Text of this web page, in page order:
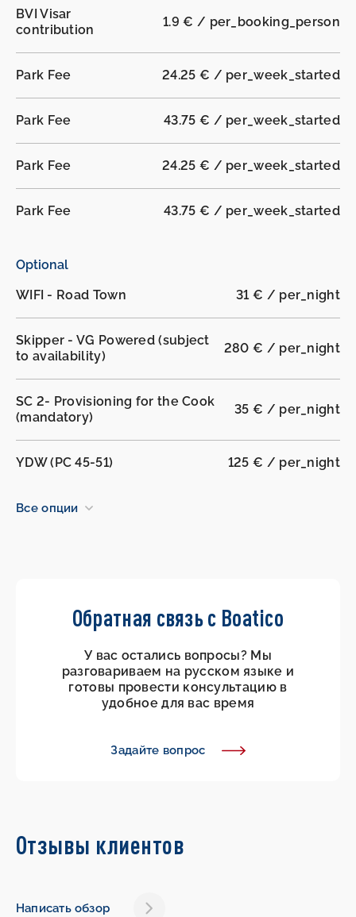
BVI Visar
contribution
1.9 € / per_booking_person
Park Fee 24.25 € / per_week_started
Park Fee 43.75 € / per_week_started
Park Fee 24.25 € / per_week_started
Park Fee 43.75 € / per_week_started
Optional
WIFI - Road Town
31 € / per_night
Skipper - VG Powered (subject
to availability)
280 € / per_night
SC 2- Provisioning for the Cook
(mandatory)
35 € / per_night
YDW (PC 45-51) 125 € / per_night
Все опции
Обратная связь с Boatico
У вас остались вопросы? Мы
разговариваем на русском языке и
готовы провести консультацию в
удобное для вас время
Задайте вопрос
Отзывы клиентов
Написать обзор